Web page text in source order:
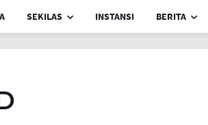
SEKILAS INSTANSI BERITA